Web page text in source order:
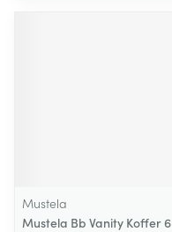
Mustela
Mustela Bb Vanity Koffer 6